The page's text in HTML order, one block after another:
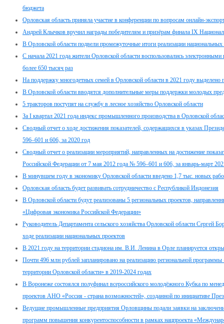
бюджета
Орловская область приняла участие в конференции по вопросам онлайн-
Андрей Клычков вручил награды победителям и призёрам финала IX
В Орловской области подвели промежуточные итоги реализации
С начала 2021 года жители Орловской области воспользовались
более 650 тысяч раз
На поддержку многодетных семей в Орловской области в 2021 году выделено
В Орловской области вводятся дополнительные меры поддержки молодых
5 тракторов поступят на службу в лесное хозяйство Орловской области
За I квартал 2021 года индекс промышленного производства в Орловской
Сводный отчет о ходе достижения показателей, содержащихся в указах
596–601 и 606, за 2020 год
Сводный отчет о реализации мероприятий, направленных на достижение
Российской Федерации от 7 мая 2012 года № 596–601 и 606, за январь-март
В минувшем году в экономику Орловской области введено 1,7 тыс. новых
Орловская область будет развивать сотрудничество с Республикой Индонезия
В Орловской области будут реализованы 5 региональных проектов,
«Цифровая экономика Российской Федерации»
Руководитель Департамента сельского хозяйства Орловской области Сергей
ходе реализации национальных проектов
В 2021 году на территории стадиона им. В.И. Ленина в Орле планируется
Почти 496 млн рублей запланировано на реализацию региональной
территории Орловской области» в 2019-2024 годах
В Воронеже состоялся полуфинал всероссийского молодёжного Кубка по
проектов АНО «Россия - страна возможностей», созданной по инициативе
Ведущие промышленные предприятия Орловщины подали заявки на
программ повышения конкурентоспособности в рамках нацпроекта